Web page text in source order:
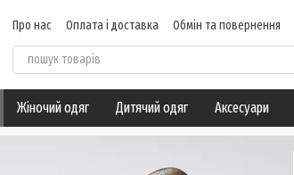
Про нас Оплата і доставка Обмін та повернення
Угода користувача
Відгуки про магазин Блог
Жіночий одяг Дитячий одяг Аксесуари